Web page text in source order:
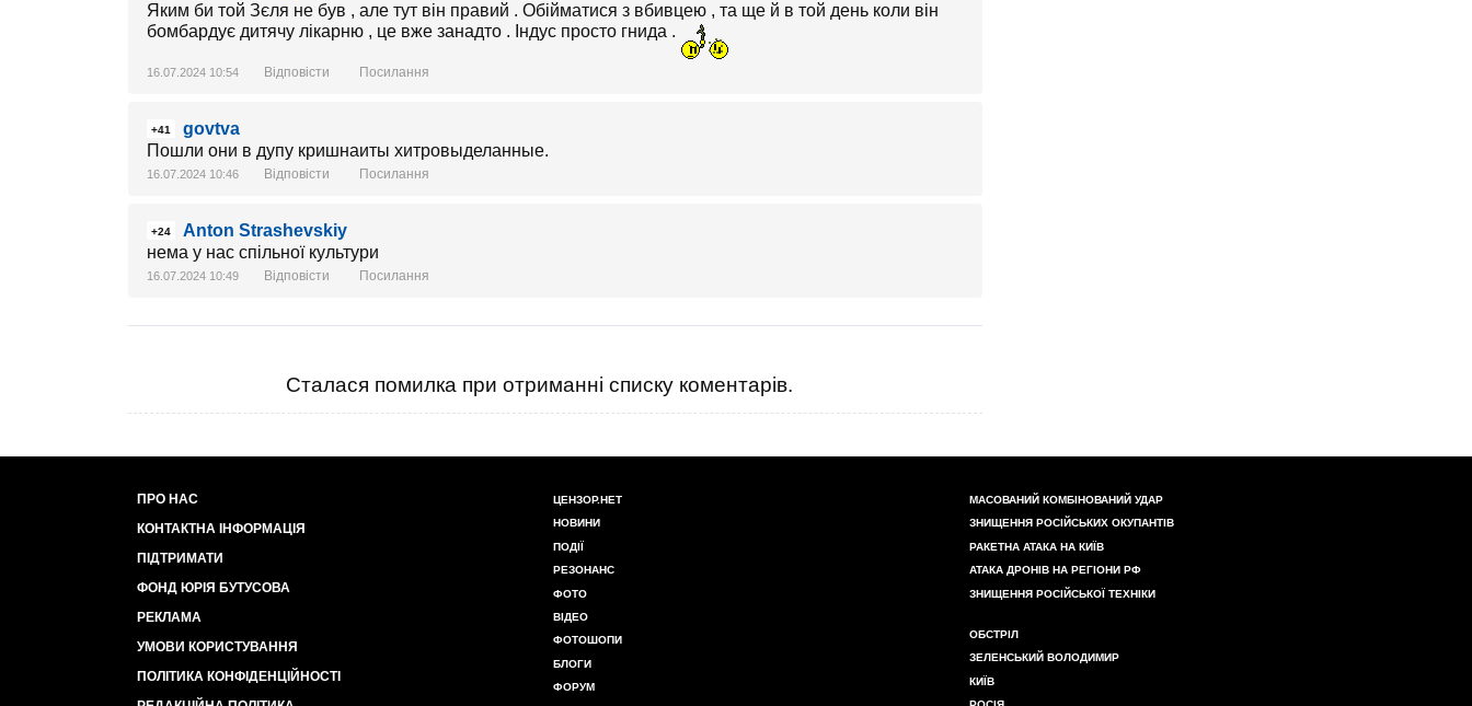
Яким би той Зєля не був , але тут він правий . Обійматися з вбивцею , та ще й в той день коли він
бомбардує дитячу лікарню , це вже занадто . Індус просто гнида .
16.07.2024 10:54 Відповісти Посилання
+41
govtva
Пошли они в дупу кришнаиты хитровыделанные.
16.07.2024 10:46 Відповісти Посилання
+24
Anton Strashevskiy
нема у нас спільної культури
16.07.2024 10:49 Відповісти Посилання
Сталася помилка при отриманні списку коментарів.
ПРО НАС
КОНТАКТНА ІНФОРМАЦІЯ
ПІДТРИМАТИ
ФОНД ЮРІЯ БУТУСОВА
РЕКЛАМА
УМОВИ КОРИСТУВАННЯ
ПОЛІТИКА КОНФІДЕНЦІЙНОСТІ
ЦЕНЗОР.НЕТ
НОВИНИ
ПОДІЇ
РЕЗОНАНС
ФОТО
ВІДЕО
ФОТОШОПИ
БЛОГИ
ФОРУМ
МАСОВАНИЙ КОМБІНОВАНИЙ УДАР
ЗНИЩЕННЯ РОСІЙСЬКИХ ОКУПАНТІВ
РАКЕТНА АТАКА НА КИЇВ
АТАКА ДРОНІВ НА РЕГІОНИ РФ
ЗНИЩЕННЯ РОСІЙСЬКОЇ ТЕХНІКИ
ОБСТРІЛ
ЗЕЛЕНСЬКИЙ ВОЛОДИМИР
КИЇВ